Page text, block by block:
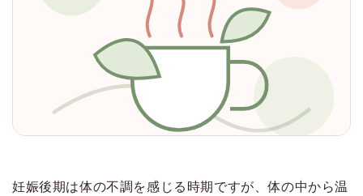
妊娠後期は体の不調を感じる時期ですが、体の中から温